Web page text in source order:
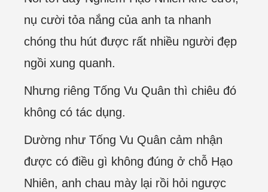
nụ cười tỏa nắng của anh ta nhanh
chóng thu hút được rất nhiều người đẹp
ngồi xung quanh.
Nhưng riêng Tống Vu Quân thì chiêu đó
không có tác dụng.
Dường như Tống Vu Quân cảm nhận
được có điều gì không đúng ở chỗ Hạo
Nhiên, anh chau mày lại rồi hỏi ngược